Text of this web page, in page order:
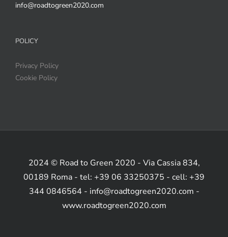
info@roadtogreen2020.com
POLICY
Privacy Policy
Cookie Policy
2024 © Road to Green 2020 - Via Cassia 834,
00189 Roma - tel: +39 06 33250375 - cell: +39
344 0846564 - info@roadtogreen2020.com -
www.roadtogreen2020.com